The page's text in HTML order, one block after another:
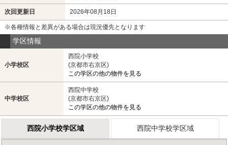
次回更新日 2026年08月18日
※各種情報と差異がある場合は現況優先となります
学区情報
小学校区
西院小学校
(京都市右京区)
この学区の他の物件を見る
中学校区
西院中学校
(京都市右京区)
この学区の他の物件を見る
西院小学校学区域 西院中学校学区域